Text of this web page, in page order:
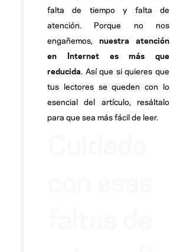
falta de tiempo y falta de
atención. Porque no nos
engañemos, nuestra atención
en Internet es más que
reducida . Así que si quieres que
tus lectores se queden con lo
esencial del artículo, resáltalo
para que sea más fácil de leer.